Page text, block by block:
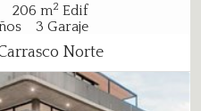
206 m2 Edif
3 Garaje
Norte